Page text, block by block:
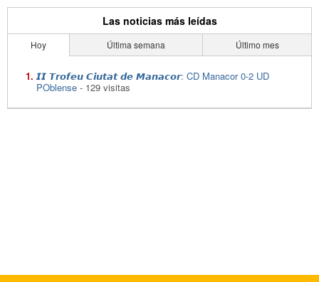
Las noticias más leídas
Hoy Última semana Último mes
𝙄𝙄 𝙏𝙧𝙤𝙛𝙚𝙪 𝘾𝙞𝙪𝙩𝙖𝙩 𝙙𝙚 𝙈𝙖𝙣𝙖𝙘𝙤𝙧: CD Manacor 0-2 UD
POblense - 129 visitas